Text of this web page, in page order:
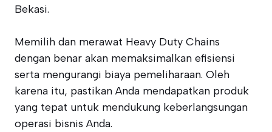
Bekasi.
Memilih dan merawat Heavy Duty Chains
dengan benar akan memaksimalkan efisiensi
serta mengurangi biaya pemeliharaan. Oleh
karena itu, pastikan Anda mendapatkan produk
yang tepat untuk mendukung keberlangsungan
operasi bisnis Anda.